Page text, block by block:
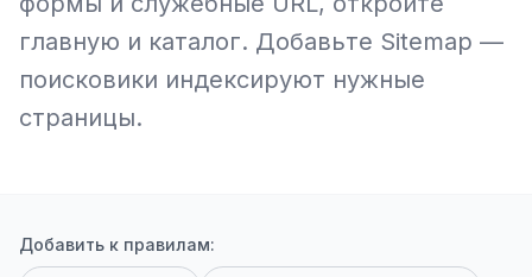
главную и каталог. Добавьте Sitemap —
поисковики индексируют нужные
страницы.
Добавить к правилам: